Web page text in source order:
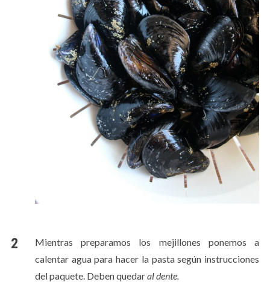
Mientras preparamos los mejillones ponemos a
calentar agua para hacer la pasta según instrucciones
del paquete. Deben quedaral dente.